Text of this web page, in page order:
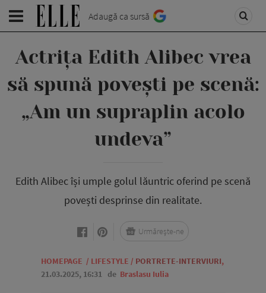
Adaugă ca sursă
Actrița Edith Alibec vrea
să spună povești pe scenă:
„Am un supraplin acolo
undeva”
Edith Alibec își umple golul lăuntric oferind pe scenă
povești desprinse din realitate.
HOMEPAGE / LIFESTYLE / PORTRETE-INTERVIURI,
21.03.2025, 16:31 de Braslasu Iulia
Urmărește-ne